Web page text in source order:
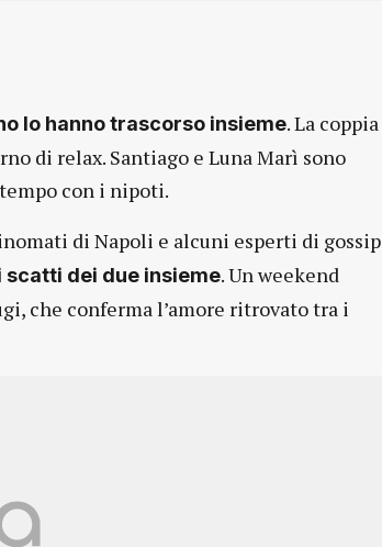
lo hanno trascorso insieme. La coppia
di relax. Santiago e Luna Marì sono
con i nipoti.
di Napoli e alcuni esperti di gossip
scatti dei due insieme. Un weekend
che conferma l’amore ritrovato tra i